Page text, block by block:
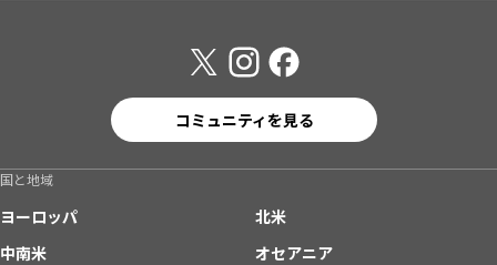
コミュニティを見る
国と地域
ヨーロッパ
北米
中南米
オセアニア